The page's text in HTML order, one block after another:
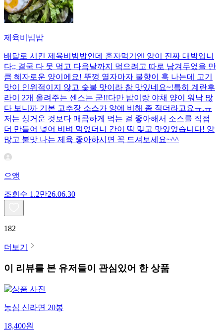
제육비빔밥
배달로 시킨 제육비빔밥인데 혼자먹기엔 양이 진짜 대박입니
다;; 결국 다 못 먹고 다음날까지 먹으려고 따로 남겨두었을 만
큼 혜자로운 양이에요! 뚜껑 열자마자 불향이 훅 나는데 고기
맛이 인위적이지 않고 숯불 맛이라 참 맛있네요~!특히 계란후
라이 2개 올려주는 센스는 굳!! ​다만 밥이랑 야채 양이 워낙 많
다 보니까 기본 고추장 소스가 양에 비해 좀 적더라고요ㅠ.ㅠ
저는 싱거운 것보다 매콤하게 먹는 걸 좋아해서 소스를 직접
더 만들어 넣어 비벼 먹었더니 간이 딱 맞고 맛있었습니다! 양
많고 불맛 나는 제육 좋아하시면 꼭 드셔보세요~^^
으앵
조회수 1.2만26.06.30
182
더보기
이 리뷰를 본 유저들이 관심있어 한 상품
농심 신라면 20봉
18,400원